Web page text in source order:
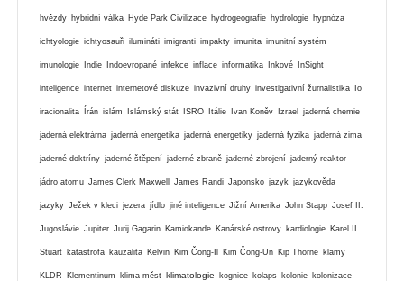
hvězdy hybridní válka Hyde Park Civilizace hydrogeografie hydrologie hypnóza
ichtyologie ichtyosauři ilumináti imigranti impakty imunita imunitní systém
imunologie Indie Indoevropané infekce inflace informatika Inkové InSight
inteligence internet internetové diskuze invazivní druhy investigativní žurnalistika Io
iracionalita Írán islám Islámský stát ISRO Itálie Ivan Koněv Izrael jaderná chemie
jaderná elektrárna jaderná energetika jaderná energetiky jaderná fyzika jaderná zima
jaderné doktríny jaderné štěpení jaderné zbraně jaderné zbrojení jaderný reaktor
jádro atomu James Clerk Maxwell James Randi Japonsko jazyk jazykověda
jazyky Ježek v kleci jezera jídlo jiné inteligence Jižní Amerika John Stapp Josef II.
Jugoslávie Jupiter Jurij Gagarin Kamiokande Kanárské ostrovy kardiologie Karel II.
Stuart katastrofa kauzalita Kelvin Kim Čong-Il Kim Čong-Un Kip Thorne klamy
KLDR Klementinum klima měst klimatologie kognice kolaps kolonie kolonizace